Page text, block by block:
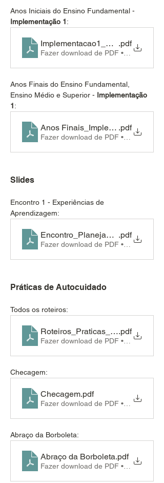
Anos Iniciais do Ensino Fundamental -
Implementação 1:
.pdf
Fazer download de PDF • 8.95MB
Anos Finais do Ensino Fundamental,
Ensino Médio e Superior - Implementação
1:
Anos Finais_Implementação 1
.pdf
Fazer download de PDF • 2.16MB
Slides
Encontro 1 - Experiências de
Aprendizagem:
Encontro_Planejamento_Fev2026
.pdf
Fazer download de PDF • 2.53MB
Práticas de Autocuidado
Todos os roteiros:
Roteiros_Praticas_Autocuidado
.pdf
Fazer download de PDF • 728KB
Checagem:
Checagem.pdf
Fazer download de PDF • 94KB
Abraço da Borboleta:
Abraço da Borboleta.pdf
Fazer download de PDF • 89KB